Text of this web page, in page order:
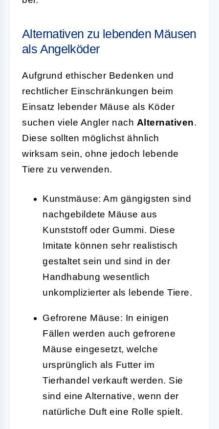
Alternativen zu lebenden Mäusen
als Angelköder
Aufgrund ethischer Bedenken und
rechtlicher Einschränkungen beim
Einsatz lebender Mäuse als Köder
suchen viele Angler nach Alternativen.
Diese sollten möglichst ähnlich
wirksam sein, ohne jedoch lebende
Tiere zu verwenden.
Kunstmäuse: Am gängigsten sind
nachgebildete Mäuse aus
Kunststoff oder Gummi. Diese
Imitate können sehr realistisch
gestaltet sein und sind in der
Handhabung wesentlich
unkomplizierter als lebende Tiere.
Gefrorene Mäuse: In einigen
Fällen werden auch gefrorene
Mäuse eingesetzt, welche
ursprünglich als Futter im
Tierhandel verkauft werden. Sie
sind eine Alternative, wenn der
natürliche Duft eine Rolle spielt.